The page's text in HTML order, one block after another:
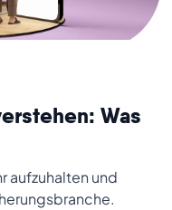
Was
aufzuhalten und